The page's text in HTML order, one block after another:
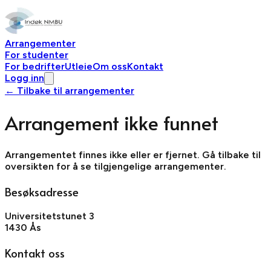
Arrangementer
For studenter
For bedrifterUtleieOm ossKontakt
Logg inn
← Tilbake til arrangementer
Arrangement ikke funnet
Arrangementet finnes ikke eller er fjernet. Gå tilbake til
oversikten for å se tilgjengelige arrangementer.
Besøksadresse
Universitetstunet 3
1430 Ås
Kontakt oss